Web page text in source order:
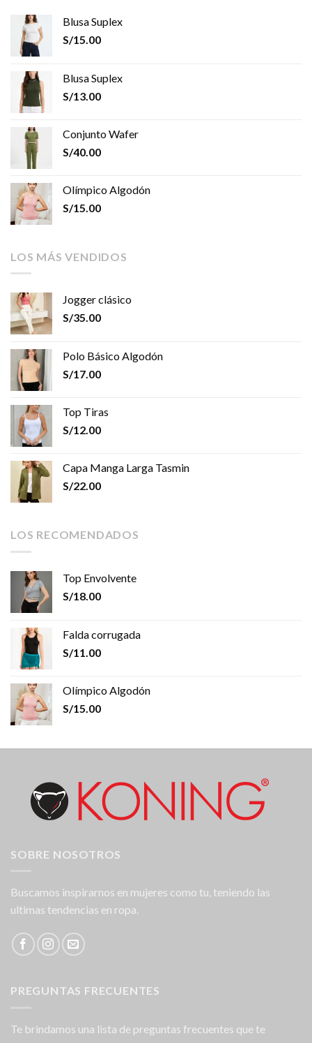
Blusa Suplex
S/15.00
Blusa Suplex
S/13.00
Conjunto Wafer
S/40.00
Olímpico Algodón
S/15.00
LOS MÁS VENDIDOS
Jogger clásico
S/35.00
Polo Básico Algodón
S/17.00
Top Tiras
S/12.00
Capa Manga Larga Tasmin
S/22.00
LOS RECOMENDADOS
Top Envolvente
S/18.00
Falda corrugada
S/11.00
Olímpico Algodón
S/15.00
SOBRE NOSOTROS
Buscamos inspirarnos en mujeres como tu, teniendo las
ultimas tendencias en ropa.
PREGUNTAS FRECUENTES
Te brindamos una lista de preguntas frecuentes que te